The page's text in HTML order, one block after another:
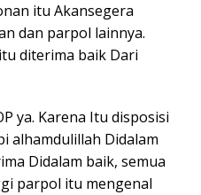
itu Akansegera
dan parpol lainnya.
diterima baik Dari
ya. Karena Itu disposisi
alhamdulillah Didalam
Didalam baik, semua
parpol itu mengenal